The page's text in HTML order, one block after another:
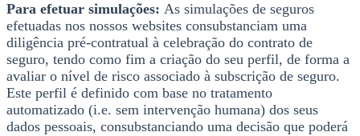
Para efetuar simulações: As simulações de seguros
efetuadas nos nossos websites consubstanciam uma
diligência pré-contratual à celebração do contrato de
seguro, tendo como fim a criação do seu perfil, de forma a
avaliar o nível de risco associado à subscrição de seguro.
Este perfil é definido com base no tratamento
automatizado (i.e. sem intervenção humana) dos seus
dados pessoais, consubstanciando uma decisão que poderá